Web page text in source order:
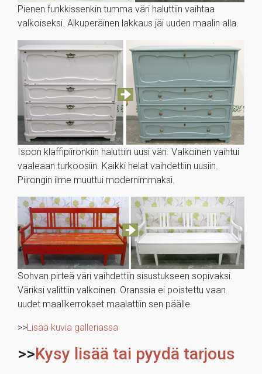
Pienen funkkissenkin tumma väri haluttiin vaihtaa
valkoiseksi. Alkuperäinen lakkaus jäi uuden maalin alla.
Isoon klaffipiironkiin haluttiin uusi väri. Valkoinen vaihtui
vaaleaan turkoosiin. Kaikki helat vaihdettiin uusiin.
Piirongin ilme muuttui modernimmaksi.
Sohvan pirteä väri vaihdettiin sisustukseen sopivaksi.
Väriksi valittiin valkoinen. Oranssia ei poistettu vaan
uudet maalikerrokset maalattiin sen päälle.
>>Lisää kuvia galleriassa
>>Kysy lisää tai pyydä tarjous